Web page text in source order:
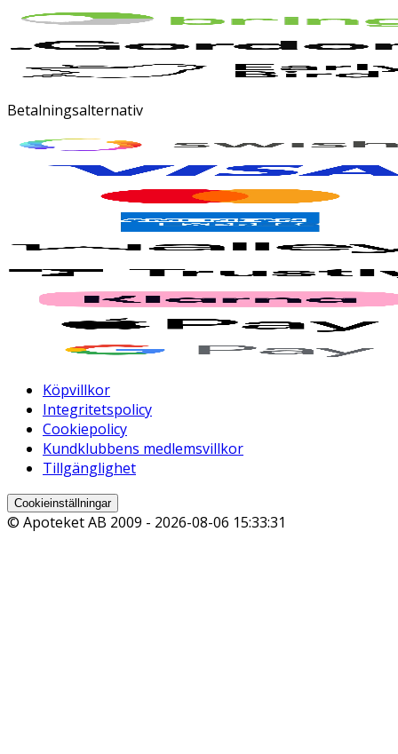
Betalningsalternativ
Köpvillkor
Integritetspolicy
Cookiepolicy
Kundklubbens medlemsvillkor
Tillgänglighet
Cookieinställningar
© Apoteket AB 2009 - 2026-08-06 15:33:31